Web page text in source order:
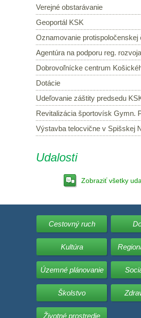
Verejné obstarávanie
Geoportál KSK
Oznamovanie protispoločenskej
Agentúra na podporu reg. rozvoja
Dobrovoľnícke centrum
Dotácie
Udeľovanie záštity predsedu
Revitalizácia športovísk Gymn.
Výstavba telocvične v Spišskej
Udalosti
Zobraziť všetky
Cestovný ruch
Kultúra
Územné plánovanie
Školstvo
Životné prostredie